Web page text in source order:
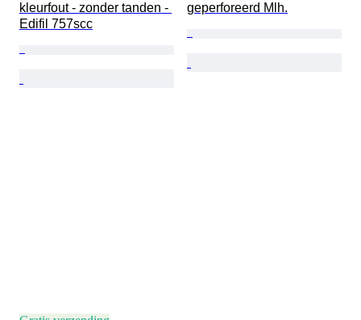
kleurfout - zonder tanden -
Edifil 757scc
geperforeerd Mlh.